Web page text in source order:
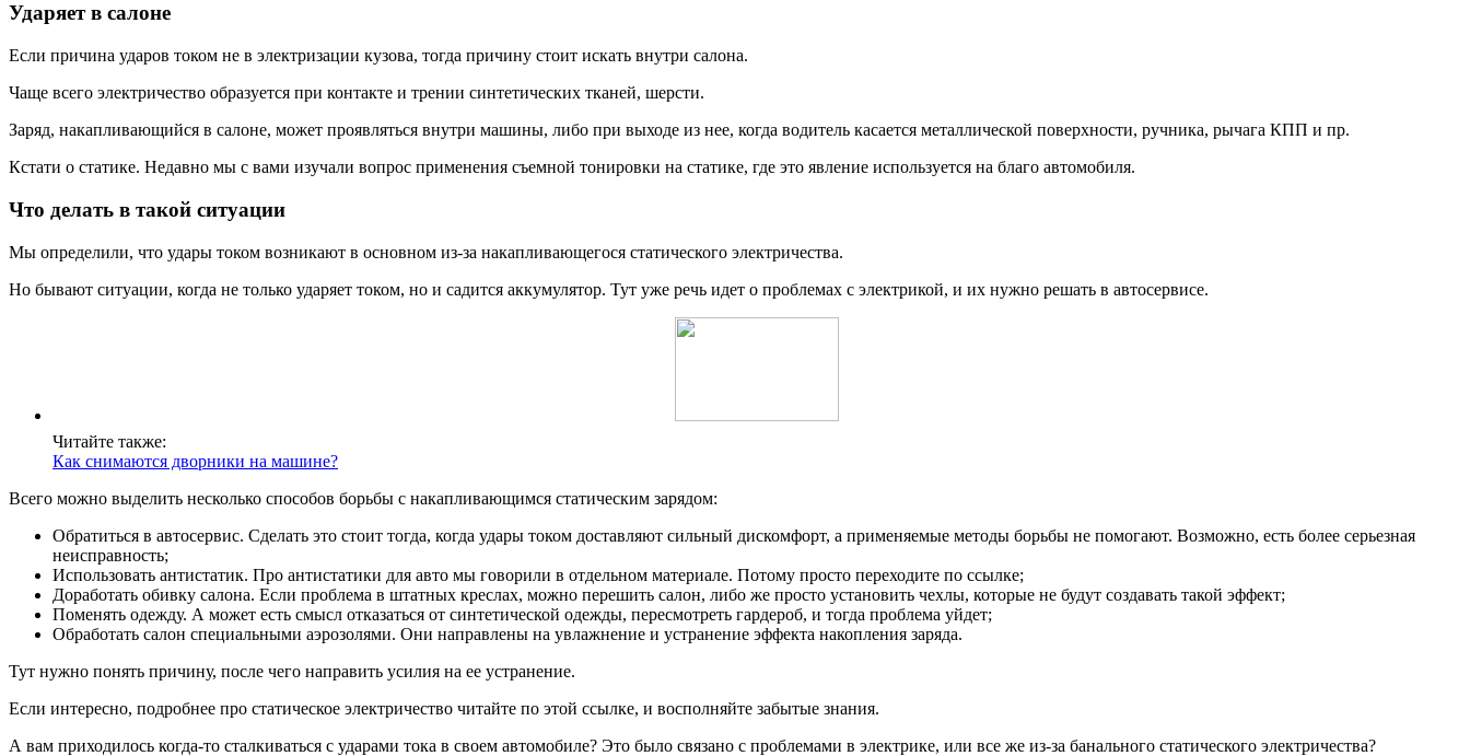
Ударяет в салоне
Если причина ударов током не в электризации кузова, тогда причину стоит искать внутри салона.
Чаще всего электричество образуется при контакте и трении синтетических тканей, шерсти.
Заряд, накапливающийся в салоне, может проявляться внутри машины, либо при выходе из нее, когда водитель касается металлической поверхности, ручника, рычага КПП и пр.
Кстати о статике. Недавно мы с вами изучали вопрос применения съемной тонировки на статике, где это явление используется на благо автомобиля.
Что делать в такой ситуации
Мы определили, что удары током возникают в основном из-за накапливающегося статического электричества.
Но бывают ситуации, когда не только ударяет током, но и садится аккумулятор. Тут уже речь идет о проблемах с электрикой, и их нужно решать в автосервисе.
Читайте также:
Как снимаются дворники на машине?
Всего можно выделить несколько способов борьбы с накапливающимся статическим зарядом:
Обратиться в автосервис. Сделать это стоит тогда, когда удары током доставляют сильный дискомфорт, а применяемые методы борьбы не помогают. Возможно, есть более серьезная
неисправность;
Использовать антистатик. Про антистатики для авто мы говорили в отдельном материале. Потому просто переходите по ссылке;
Доработать обивку салона. Если проблема в штатных креслах, можно перешить салон, либо же просто установить чехлы, которые не будут создавать такой эффект;
Поменять одежду. А может есть смысл отказаться от синтетической одежды, пересмотреть гардероб, и тогда проблема уйдет;
Обработать салон специальными аэрозолями. Они направлены на увлажнение и устранение эффекта накопления заряда.
Тут нужно понять причину, после чего направить усилия на ее устранение.
Если интересно, подробнее про статическое электричество читайте по этой ссылке, и восполняйте забытые знания.
А вам приходилось когда-то сталкиваться с ударами тока в своем автомобиле? Это было связано с проблемами в электрике, или все же из-за банального статического электричества?